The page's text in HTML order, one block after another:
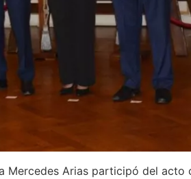
Mercedes Arias participó del